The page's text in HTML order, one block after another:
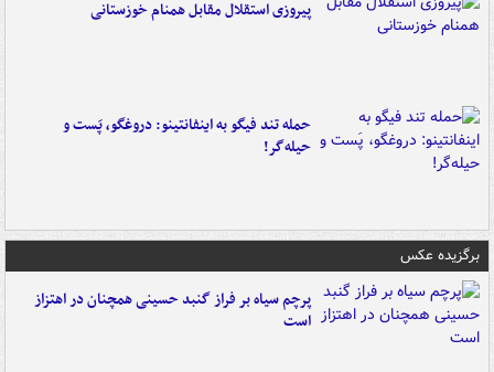
پیروزی استقلال مقابل همنام خوزستانی
حمله تند فیگو به اینفانتینو: دروغگو، پَست‌ و
حیله‌گر!
برگزیده عکس
پرچم سیاه بر فراز گنبد حسینی همچنان در اهتزاز
است